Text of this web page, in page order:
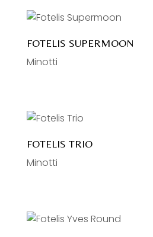
FOTELIS SUPERMOON
Minotti
FOTELIS TRIO
Minotti